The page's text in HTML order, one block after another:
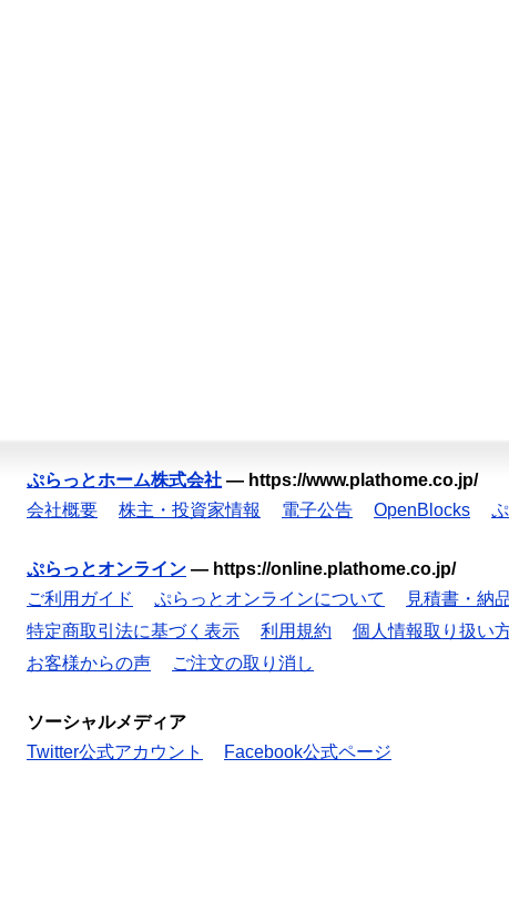
ぷらっとホーム株式会社 — https://www.plathome.co.jp/
会社概要
株主・投資家情報 電子公告 OpenBlocks
ぷらっとオンライン — https://online.plathome.co.jp/
ご利用ガイド
ぷらっとオンラインについて 見積書・納
特定商取引法に基づく表示
利用規約 個人情報取り扱い
お客様からの声
ご注文の取り消し
ソーシャルメディア
Twitter公式アカウント
Facebook公式ページ